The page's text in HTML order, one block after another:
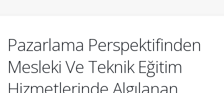
Pazarlama Perspektifinden
Mesleki Ve Teknik Eğitim